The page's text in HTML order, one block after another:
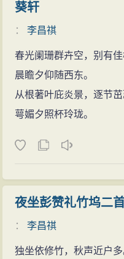
葵轩
：李昌祺
春光阑珊群卉空，别有
晨瞻夕仰随西东。
从根著叶庇炎景，逐节
萼媚夕照杯玲珑。
夜坐彭赞礼竹坞二
：李昌祺
独坐依修竹，秋声近户